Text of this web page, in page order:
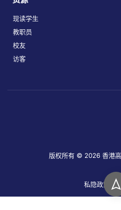
现读学生
教职员
校友
访客
版权所有 © 2026 香港高
私隐政策